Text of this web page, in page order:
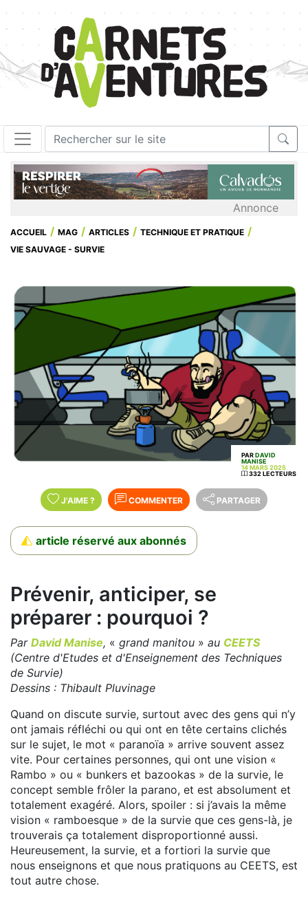
Annonce
ACCUEIL MAG ARTICLES
TECHNIQUE ET PRATIQUE
VIE SAUVAGE - SURVIE
PARDAVID
MANISE
14 MARS 2025
332 LECTEURS
J'AIME ? COMMENTER PARTAGER
article réservé aux abonnés
Prévenir, anticiper, se
préparer : pourquoi ?
Par David Manise, « grand manitou » au CEETS
(Centre d'Etudes et d'Enseignement des Techniques
de Survie)
Dessins : Thibault Pluvinage
Quand on discute survie, surtout avec des gens qui n’y
ont jamais réfléchi ou qui ont en tête certains clichés
sur le sujet, le mot « paranoïa » arrive souvent assez
vite. Pour certaines personnes, qui ont une vision «
Rambo » ou « bunkers et bazookas » de la survie, le
concept semble frôler la parano, et est absolument et
totalement exagéré. Alors, spoiler : si j’avais la même
vision « ramboesque » de la survie que ces gens-là, je
trouverais ça totalement disproportionné aussi.
Heureusement, la survie, et a fortiori la survie que
nous enseignons et que nous pratiquons au CEETS, est
tout autre chose.